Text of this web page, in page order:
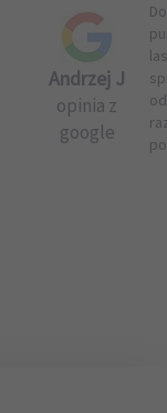
Andrzej J
opinia z
google